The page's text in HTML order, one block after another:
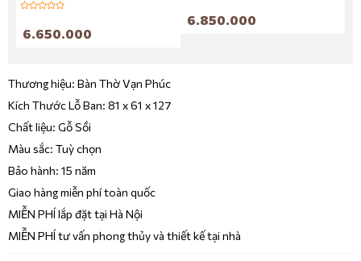
6.650.000
6.850.000
Thương hiệu: Bàn Thờ Vạn Phúc
Kích Thước Lỗ Ban: 81 x 61 x 127
Chất liệu: Gỗ Sồi
Màu sắc: Tuỳ chọn
Bảo hành: 15 năm
Giao hàng miễn phí toàn quốc
MIỄN PHÍ lắp đặt tại Hà Nội
MIỄN PHÍ tư vấn phong thủy và thiết kế tại nhà